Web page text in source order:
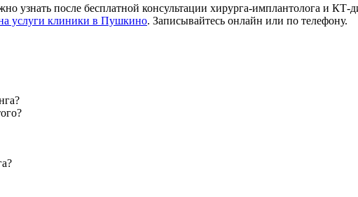
узнать после бесплатной консультации хирурга-имплантолога и
услуги клиники в Пушкино. Записывайтесь онлайн или по телефону.